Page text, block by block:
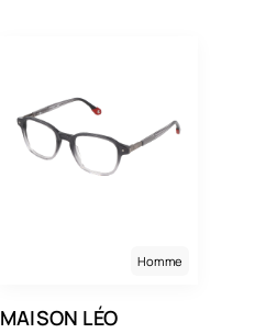
Homme
MAISON LÉO